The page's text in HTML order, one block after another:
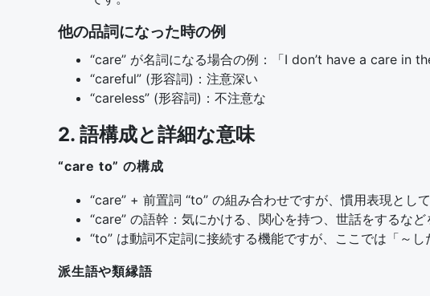
他の品詞になった時の例
“care” が名詞になる場合の例：「I don’t have a care in
“careful” (形容詞)：注意深い
“careless” (形容詞)：不注意な
2. 語構成と詳細な意味
“care to” の構成
“care” + 前置詞 “to” の組み合わせですが、慣用表現として
“care” の語幹：気にかける、関心を持つ、世話をするなど
“to” は動詞不定詞に接続する機能ですが、ここでは「～
派生語や類縁語